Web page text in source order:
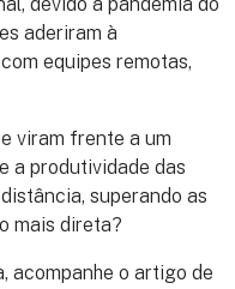
aderiram à
equipes remotas,
viram frente a um
a produtividade das
superando as
mais direta?
acompanhe o artigo de